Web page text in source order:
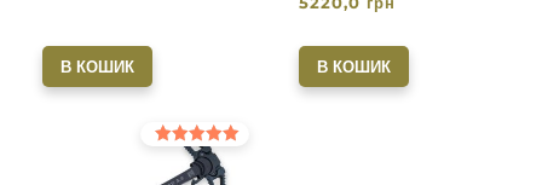
В КОШИК В КОШИК
Оцінено в
з 5